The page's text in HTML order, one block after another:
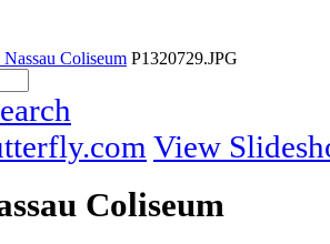
Coliseum P1320729.JPG
View
Coliseum